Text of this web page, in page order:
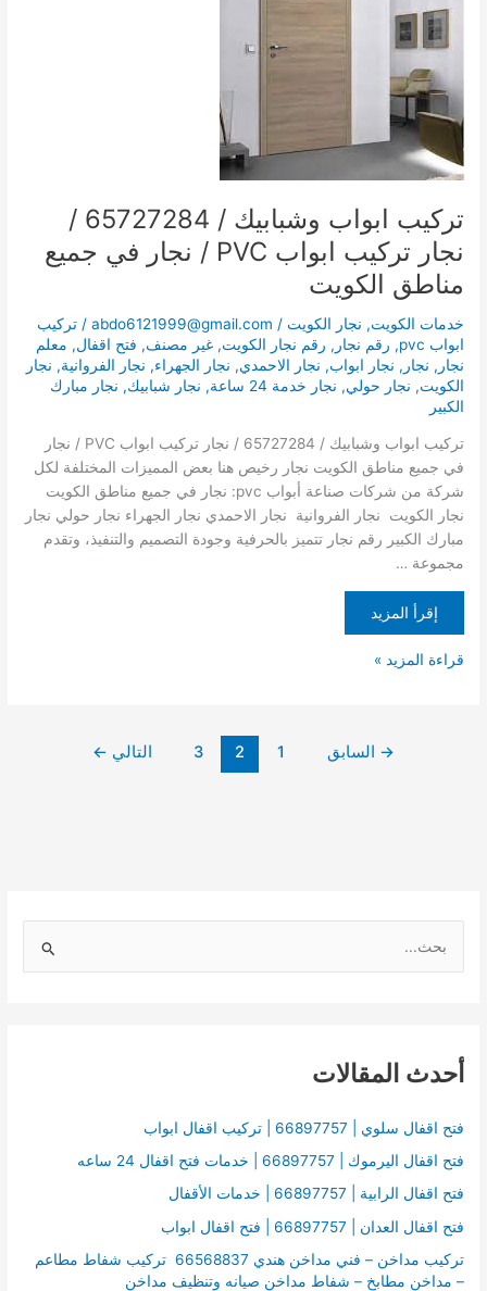
تركيب ابواب وشبابيك / 65727284 /
نجار تركيب ابواب PVC / نجار في جميع
مناطق الكويت
خدمات الكويت, نجار الكويت /
abdo6121999@gmail.com
/تركيب
ابواب pvc
, رقم نجار , رقم نجار الكويت,غير مصنف, فتح اقفال, معلم
نجار , نجار , نجار ابواب, نجار الاحمدي, نجار الجهراء, نجار الفروانية, نجار
الكويت, نجار حولي, نجار خدمة 24 ساعة , نجار شبابيك, نجار مبارك
الكبير
تركيب ابواب وشبابيك / 65727284 / نجار تركيب ابواب PVC / نجار
في جميع مناطق الكويت نجار رخيص هنا بعض المميزات المختلفة لكل
شركة من شركات صناعة أبواب pvc: نجار في جميع مناطق الكويت
نجار الكويت نجار الفروانية نجار الاحمدي نجار الجهراء نجار حولي نجار
مبارك الكبير رقم نجار تتميز بالحرفية وجودة التصميم والتنفيذ، وتقدم
مجموعة …
إقرأ المزيد
65727284
نجار
تركيب
ابواب
PVC
نجار
في
جميع
مناطق
قراءة المزيد »
→ السابق 1
2
3 التالي ←
ث
ن
:
أحدث المقالات
فتح اقفال سلوي | 66897757 | تركيب اقفال ابواب
فتح اقفال اليرموك | 66897757 | خدمات فتح اقفال 24 ساعه
فتح اقفال الرابية | 66897757 | خدمات الأقفال
فتح اقفال العدان | 66897757 | فتح اقفال ابواب
تركيب مداخن – فني مداخن هندي 66568837 تركيب شفاط مطاعم
– مداخن مطابخ – شفاط مداخن صيانه وتنظيف مداخن